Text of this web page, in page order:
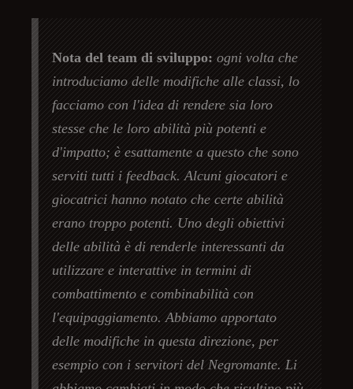
Nota del team di sviluppo:ogni volta che
introduciamo delle modifiche alle classi, lo
facciamo con l'idea di rendere sia loro
stesse che le loro abilità più potenti e
d'impatto; è esattamente a questo che sono
serviti tutti i feedback. Alcuni giocatori e
giocatrici hanno notato che certe abilità
erano troppo potenti. Uno degli obiettivi
delle abilità è di renderle interessanti da
utilizzare e interattive in termini di
combattimento e combinabilità con
l'equipaggiamento. Abbiamo apportato
delle modifiche in questa direzione, per
esempio con i servitori del Negromante. Li